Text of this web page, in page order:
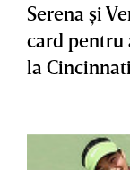
Serena şi
card pentru
la Cincinnati